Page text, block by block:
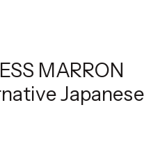
MARRON
Japanese